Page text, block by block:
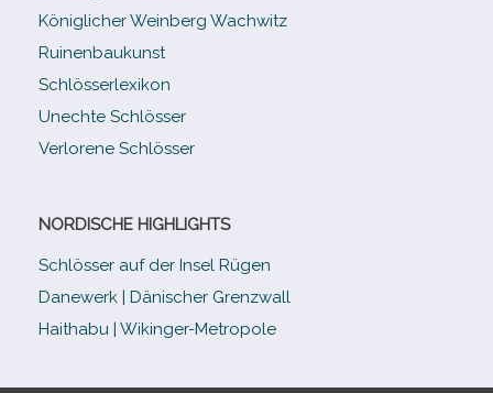
Königlicher Weinberg Wachwitz
Ruinenbaukunst
Schlösserlexikon
Unechte Schlösser
Verlorene Schlösser
NORDISCHE HIGHLIGHTS
Schlösser auf der Insel Rügen
Danewerk | Dänischer Grenzwall
Haithabu | Wikinger-Metropole